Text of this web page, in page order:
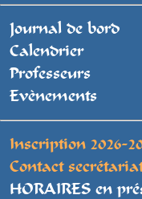
Journal de bord
Calendrier
Professeurs
Evènements
Inscription 2026-
Contact
HORAIRES en